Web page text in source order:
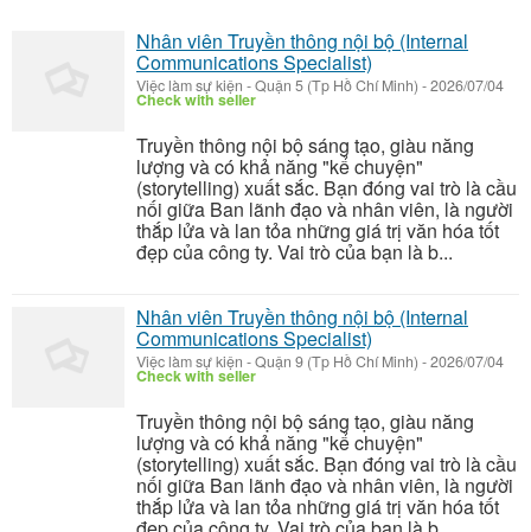
Nhân viên Truyền thông nội bộ (Internal
Communications Specialist)
Việc làm sự kiện -Quận 5 (Tp Hồ Chí Minh) -2026/07/04
Check with seller
Truyền thông nội bộ sáng tạo, giàu năng
lượng và có khả năng "kể chuyện"
(storytelling) xuất sắc. Bạn đóng vai trò là cầu
nối giữa Ban lãnh đạo và nhân viên, là người
thắp lửa và lan tỏa những giá trị văn hóa tốt
đẹp của công ty. Vai trò của bạn là b...
Nhân viên Truyền thông nội bộ (Internal
Communications Specialist)
Việc làm sự kiện -Quận 9 (Tp Hồ Chí Minh) -2026/07/04
Check with seller
Truyền thông nội bộ sáng tạo, giàu năng
lượng và có khả năng "kể chuyện"
(storytelling) xuất sắc. Bạn đóng vai trò là cầu
nối giữa Ban lãnh đạo và nhân viên, là người
thắp lửa và lan tỏa những giá trị văn hóa tốt